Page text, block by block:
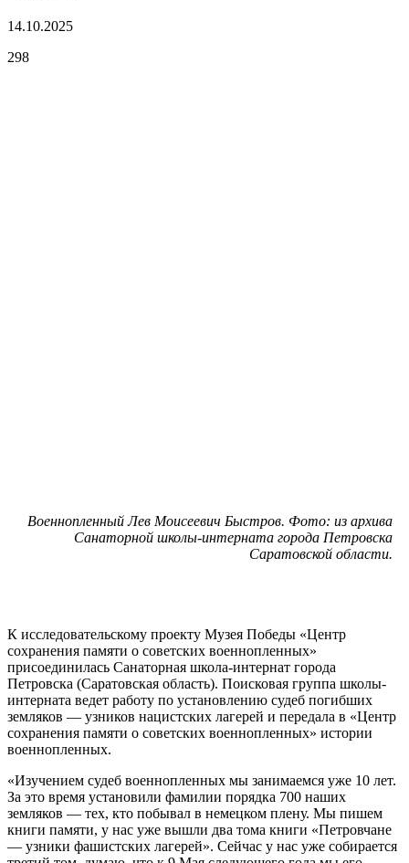
14.10.2025
298
Военнопленный Лев Моисеевич Быстров. Фото: из архива
Санаторной школы-интерната города Петровска
Саратовской области.
К исследовательскому проекту Музея Победы «Центр
сохранения памяти о советских военнопленных»
присоединилась Санаторная школа-интернат города
Петровска (Саратовская область). Поисковая группа школы-
интерната ведет работу по установлению судеб погибших
земляков — узников нацистских лагерей и передала в «Центр
сохранения памяти о советских военнопленных» истории
военнопленных.
«Изучением судеб военнопленных мы занимаемся уже 10 лет.
За это время установили фамилии порядка 700 наших
земляков — тех, кто побывал в немецком плену. Мы пишем
книги памяти, у нас уже вышли два тома книги «Петровчане
— узники фашистских лагерей». Сейчас у нас уже собирается